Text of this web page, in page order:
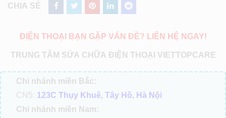
CHIA SẺ
ĐIỆN THOẠI BẠN GẶP VẤN ĐỀ? LIÊN HỆ NGAY!
TRUNG TÂM SỬA CHỮA ĐIỆN THOẠI VIETTOPCARE
Chi nhánh miền Bắc:
CN5: 123C Thụy Khuê, Tây Hồ, Hà Nội
Chi nhánh miền Nam: